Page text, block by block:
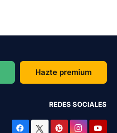
Hazte premium
REDES SOCIALES